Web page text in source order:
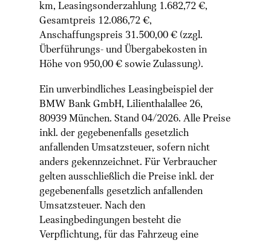
km, Leasingsonderzahlung 1.682,72 €,
Gesamtpreis 12.086,72 €,
Anschaffungspreis 31.500,00 € (zzgl.
Überführungs- und Übergabekosten in
Höhe von 950,00 € sowie Zulassung).
Ein unverbindliches Leasingbeispiel der
BMW Bank GmbH, Lilienthalallee 26,
80939 München. Stand 04/2026. Alle Preise
inkl. der gegebenenfalls gesetzlich
anfallenden Umsatzsteuer, sofern nicht
anders gekennzeichnet. Für Verbraucher
gelten ausschließlich die Preise inkl. der
gegebenenfalls gesetzlich anfallenden
Umsatzsteuer. Nach den
Leasingbedingungen besteht die
Verpflichtung, für das Fahrzeug eine